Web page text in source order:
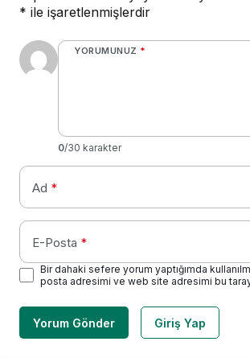
* ile işaretlenmişlerdir
YORUMUNUZ *
0/30 karakter
Ad *
E-Posta *
Bir dahaki sefere yorum yaptığımda
posta adresimi ve web site adresimi bu
Yorum Gönder Giriş Yap